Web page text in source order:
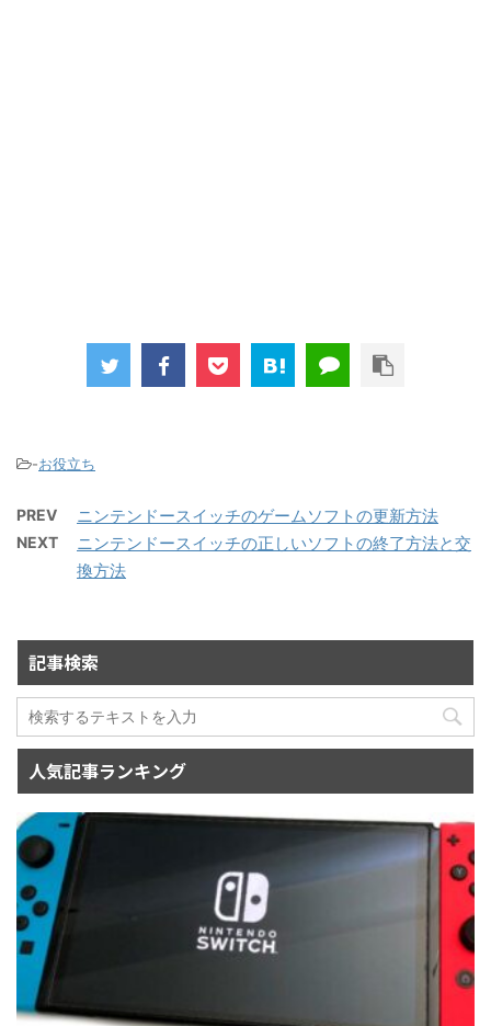
-お役立ち
PREV ニンテンドースイッチのゲームソフトの更新方法
NEXT
ニンテンドースイッチの正しいソフトの終了方法と交
換方法
記事検索
人気記事ランキング